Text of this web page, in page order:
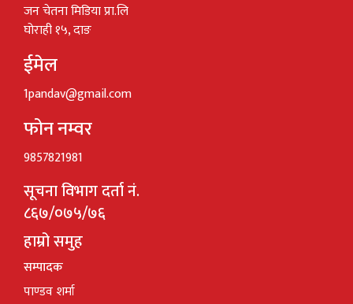
जन चेतना मिडिया प्रा.लि
घोराही १५, दाङ
ईमेल
1pandav@gmail.com
फोन नम्वर
9857821981
सूचना विभाग दर्ता नं.
८६७/०७५/७६
हाम्रो समुह
सम्पादक
पाण्डव शर्मा